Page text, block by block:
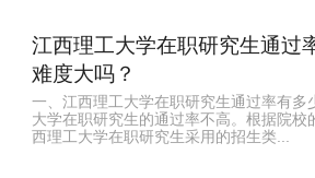
江西理工大学在职研究生通过
难度大吗？
一、江西理工大学在职研究生通过率有多
大学在职研究生的通过率不高。根据院校
西理工大学在职研究生采用的招生类...